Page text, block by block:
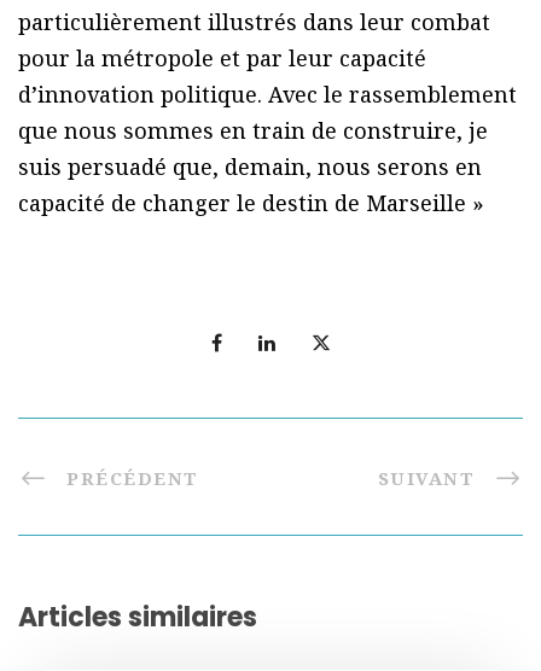
particulièrement illustrés dans leur combat
pour la métropole et par leur capacité
d’innovation politique. Avec le rassemblement
que nous sommes en train de construire, je
suis persuadé que, demain, nous serons en
capacité de changer le destin de Marseille »
PRÉCÉDENT SUIVANT
Articles similaires